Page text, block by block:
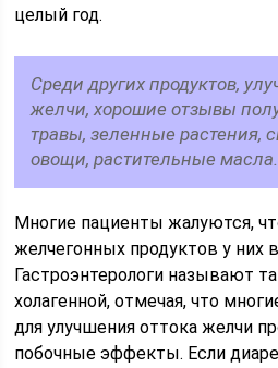
целый год.
Среди других продуктов,
желчи, хорошие отзывы
травы, зеленные растения,
овощи, растительные масла.
Многие пациенты жалуются,
желчегонных продуктов у них
Гастроэнтерологи называют
холагенной, отмечая, что
для улучшения оттока желчи
побочные эффекты. Если